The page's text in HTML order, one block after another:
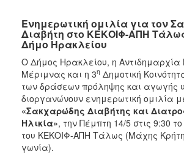
ΠΟΛΙΤΙΣΜΟΣ
ΑΝΘΕΚΤΙΚΗ
ΠΟΛΗ
Ενημερωτική ομιλία για τον
Διαβήτη στο ΚΕΚΟΙΦ-ΑΠΗ
Δήμο Ηρακλείου
Ο Δήμος Ηρακλείου, η Αντιδημαρχία
Μέριμνας και η 3η Δημοτική
των δράσεων πρόληψης και αγωγής
διοργανώνουν ενημερωτική ομιλία
«Σακχαρώδης Διαβήτης και
Ηλικία», την Πέμπτη 14/5 στις 9:30
του ΚΕΚΟΙΦ-ΑΠΗ Τάλως (Μάχης
γωνία).